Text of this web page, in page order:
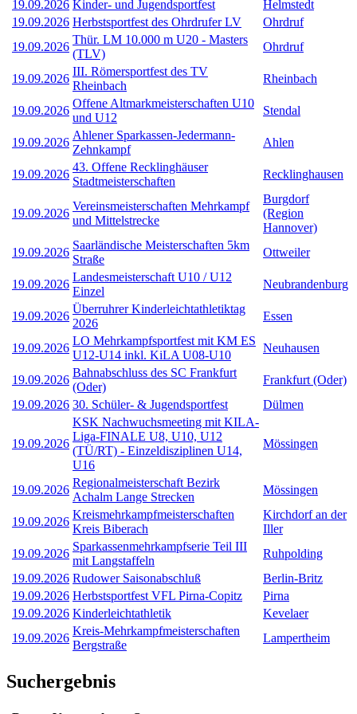
19.09.2026 Kinder- und Jugendsportfest
Helmstedt
19.09.2026 Herbstsportfest des Ohrdrufer LV
Ohrdruf
19.09.2026
Thür. LM 10.000 m U20 - Masters
(TLV)
Ohrdruf
19.09.2026
III. Römersportfest des TV
Rheinbach
Rheinbach
19.09.2026
Offene Altmarkmeisterschaften U10
und U12
Stendal
19.09.2026
Ahlener Sparkassen-Jedermann-
Zehnkampf
Ahlen
19.09.2026
43. Offene Recklinghäuser
Stadtmeisterschaften
Recklinghausen
19.09.2026
Vereinsmeisterschaften Mehrkampf
und Mittelstrecke
Burgdorf
(Region
Hannover)
19.09.2026
Saarländische Meisterschaften 5km
Straße
Ottweiler
19.09.2026
Landesmeisterschaft U10 / U12
Einzel
Neubrandenburg
19.09.2026
Überruhrer Kinderleichtathletiktag
2026
Essen
19.09.2026
LO Mehrkampfsportfest mit KM ES
U12-U14 inkl. KiLA U08-U10
Neuhausen
19.09.2026
Bahnabschluss des SC Frankfurt
(Oder)
Frankfurt (Oder)
19.09.2026 30. Schüler- & Jugendsportfest Dülmen
19.09.2026
KSK Nachwuchsmeeting mit KILA-
Liga-FINALE U8, U10, U12
(TÜ/RT) - Einzeldisziplinen U14,
U16
Mössingen
19.09.2026
Regionalmeisterschaft Bezirk
Achalm Lange Strecken
Mössingen
19.09.2026
Kreismehrkampfmeisterschaften
Kreis Biberach
Kirchdorf an der
Iller
19.09.2026
Sparkassenmehrkampfserie Teil III
mit Langstaffeln
Ruhpolding
19.09.2026 Rudower Saisonabschluß
Berlin-Britz
19.09.2026 Herbstsportfest VFL Pirna-Copitz
Pirna
19.09.2026 Kinderleichtathletik
Kevelaer
19.09.2026
Kreis-Mehrkampfmeisterschaften
Bergstraße
Lampertheim
Suchergebnis